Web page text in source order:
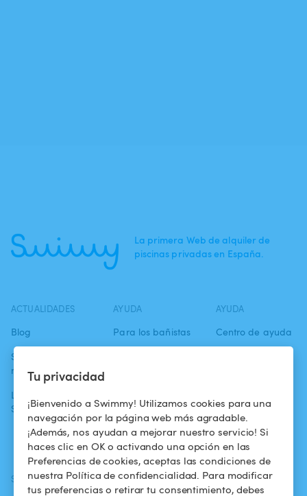
Tu privacidad
¡Bienvenido a Swimmy! Utilizamos cookies para una
navegación por la página web más agradable.
¡Además, nos ayudan a mejorar nuestro servicio! Si
haces clic en OK o activando una opción en las
Preferencias de cookies, aceptas las condiciones de
nuestra Política de confidencialidad. Para modificar
tus preferencias o retirar tu consentimiento, debes
La primera Web de alquiler de
piscinas privadas en España.
ACTUALIDADES
Blog
Swimmy en los
medios
La aventura
Swimmy
AYUDA
Para los bañistas
piscina
¿Cómo funciona?
AYUDA
Centro de ayuda
confidencialidad
Aviso legal
SÍGUENOS DESCARGAR LA APP